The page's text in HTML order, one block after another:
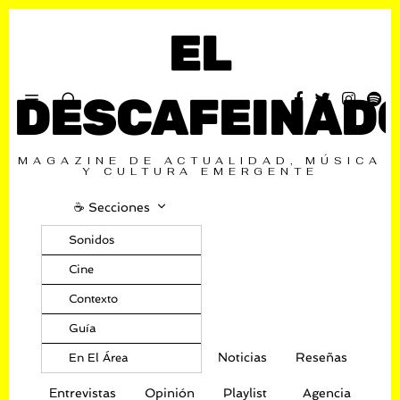
EL
MAGAZINE DE ACTUALIDAD, MÚSICA
Y CULTURA EMERGENTE
☕️ Secciones
Sonidos
Cine
Contexto
Guía
En El Área Noticias Reseñas
Entrevistas Opinión Playlist Agencia